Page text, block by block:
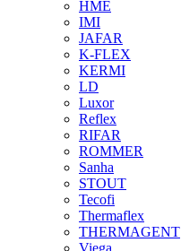
HME
IMI
JAFAR
K-FLEX
KERMI
LD
Luxor
Reflex
RIFAR
ROMMER
Sanha
STOUT
Tecofi
Thermaflex
THERMAGENT
Viega